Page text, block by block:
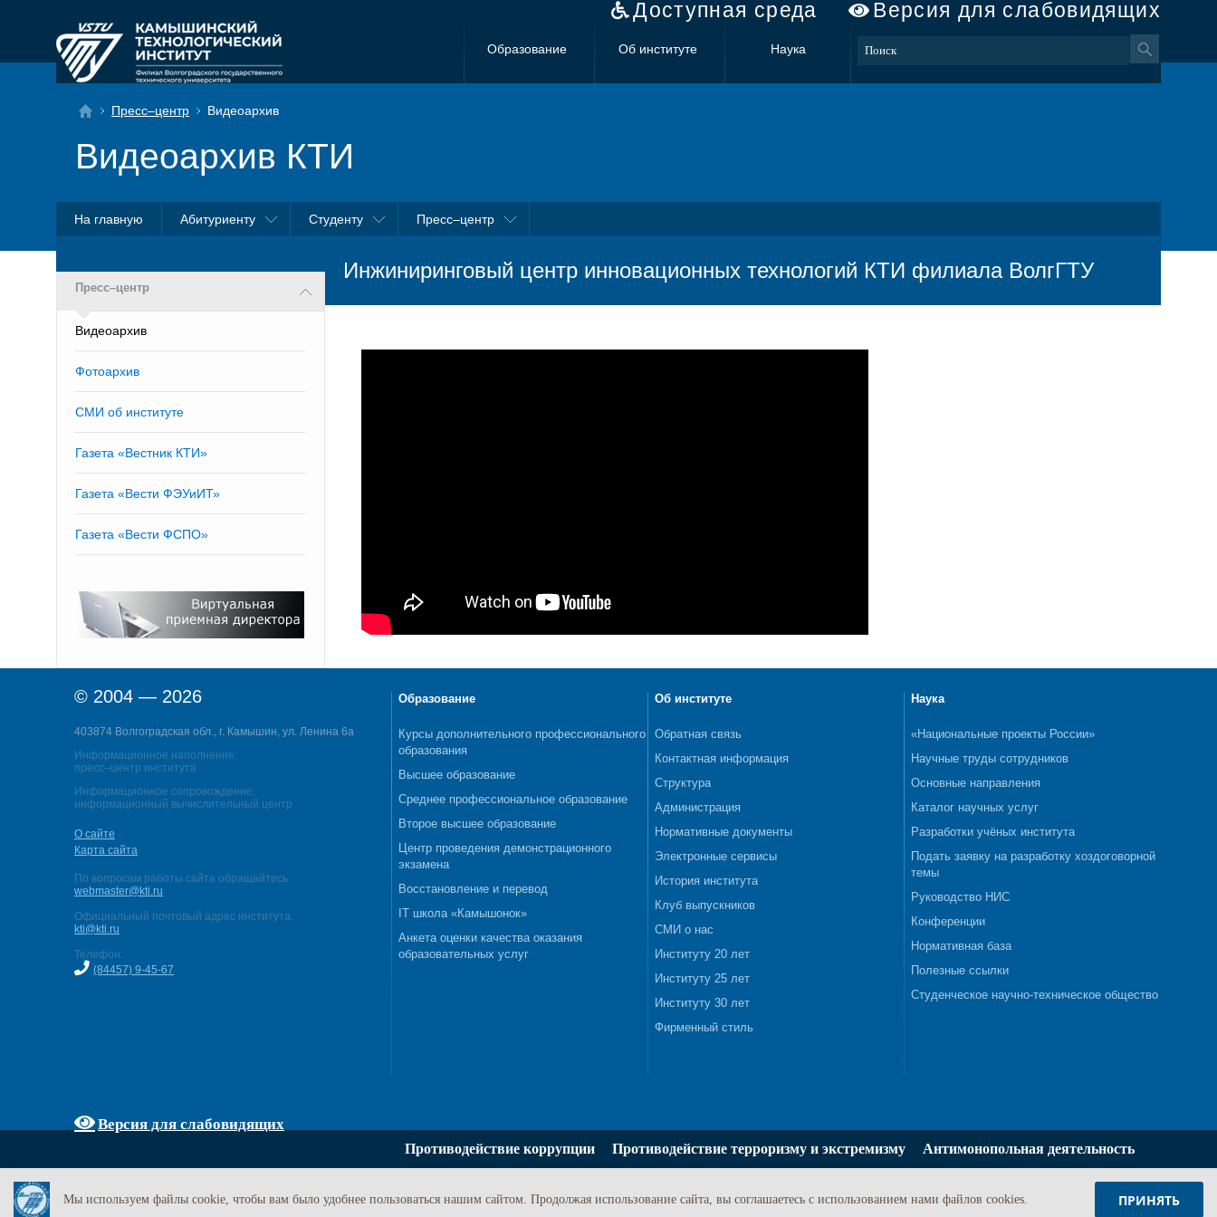
Доступная среда Версия для слабовидящих
Образование Об институте Наука
Пресс–центр Видеоархив
Видеоархив КТИ
На главную Абитуриенту Студенту Пресс–центр
Пресс–центр
Видеоархив
Фотоархив
СМИ об институте
Газета «Вестник КТИ»
Газета «Вести ФЭУиИТ»
Газета «Вести ФСПО»
Инжиниринговый центр инновационных технологий КТИ филиала ВолгГТУ
© 2004 — 2026
403874 Волгоградская обл., г. Камышин, ул. Ленина 6а
Информационное наполнение:
пресс–центр института
Информационное сопровождение:
информационный вычислительный центр
О сайте
Карта сайта
По вопросам работы сайта обращайтесь:
webmaster@kti.ru
Официальный почтовый адрес института:
kti@kti.ru
Телефон:
(84457) 9-45-67
Версия для слабовидящих
Образование
Курсы дополнительного профессионального
образования
Высшее образование
Среднее профессиональное образование
Второе высшее образование
Центр проведения демонстрационного
экзамена
Восстановление и перевод
IT школа «Камышонок»
Анкета оценки качества оказания
образовательных услуг
Об институте
Обратная связь
Контактная информация
Структура
Администрация
Нормативные документы
Электронные сервисы
История института
Клуб выпускников
СМИ о нас
Институту 20 лет
Институту 25 лет
Институту 30 лет
Фирменный стиль
Наука
«Национальные проекты России»
Научные труды сотрудников
Основные направления
Каталог научных услуг
Разработки учёных института
Подать заявку на разработку хоздоговорной
темы
Руководство НИС
Конференции
Нормативная база
Полезные ссылки
Студенческое научно-техническое общество
Противодействие коррупции Противодействие терроризму и экстремизму Антимонопольная деятельность
Мы используем файлы cookie, чтобы вам было удобнее пользоваться нашим сайтом. Продолжая использование сайта, вы соглашаетесь c использованием нами файлов cookies. ПРИНЯТЬ